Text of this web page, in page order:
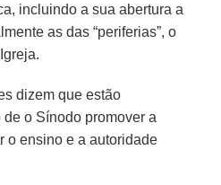
incluindo a sua abertura a
as das “periferias”, o
dizem que estão
o Sínodo promover a
o ensino e a autoridade